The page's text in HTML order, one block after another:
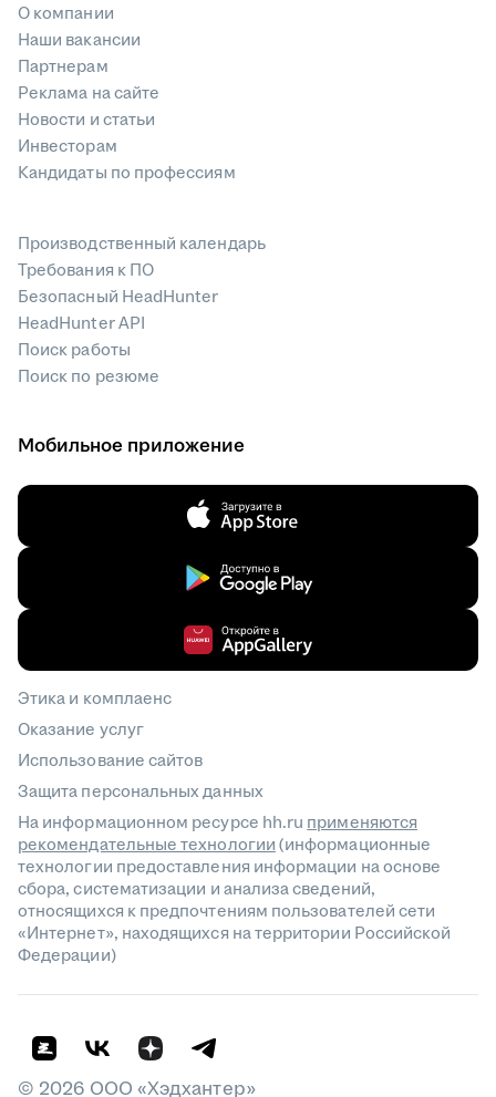
О компании
Наши вакансии
Партнерам
Реклама на сайте
Новости и статьи
Инвесторам
Кандидаты по профессиям
Производственный календарь
Требования к ПО
Безопасный HeadHunter
HeadHunter API
Поиск работы
Поиск по резюме
Мобильное приложение
Этика и комплаенс
Оказание услуг
Использование сайтов
Защита персональных данных
На информационном ресурсе hh.ru применяются
рекомендательные технологии(информационные
технологии предоставления информации на основе
сбора, систематизации и анализа сведений,
относящихся к предпочтениям пользователей сети
«Интернет», находящихся на территории Российской
Федерации)
© 2026 ООО «Хэдхантер»